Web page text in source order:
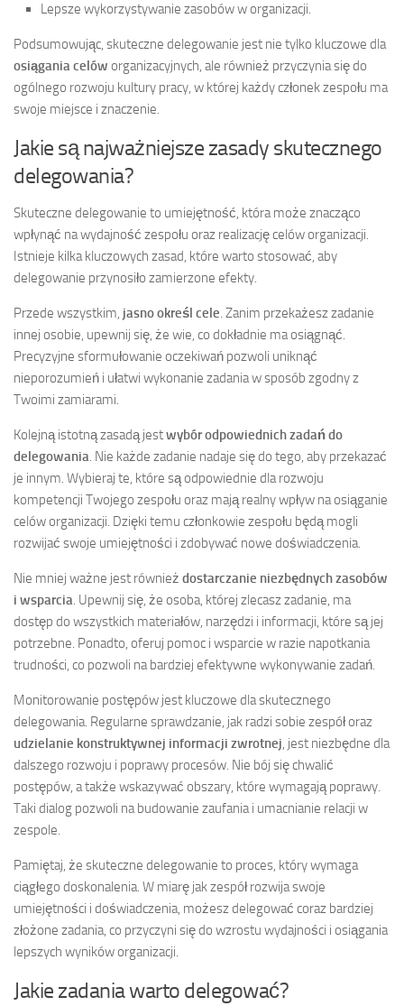
Lepsze wykorzystywanie zasobów w organizacji.
Podsumowując, skuteczne delegowanie jest nie tylko kluczowe dla
osiągania celów organizacyjnych, ale również przyczynia się do
ogólnego rozwoju kultury pracy, w której każdy członek zespołu ma
swoje miejsce i znaczenie.
Jakie są najważniejsze zasady skutecznego
delegowania?
Skuteczne delegowanie to umiejętność, która może znacząco
wpłynąć na wydajność zespołu oraz realizację celów organizacji.
Istnieje kilka kluczowych zasad, które warto stosować, aby
delegowanie przynosiło zamierzone efekty.
Przede wszystkim, jasno określ cele. Zanim przekażesz zadanie
innej osobie, upewnij się, że wie, co dokładnie ma osiągnąć.
Precyzyjne sformułowanie oczekiwań pozwoli uniknąć
nieporozumień i ułatwi wykonanie zadania w sposób zgodny z
Twoimi zamiarami.
Kolejną istotną zasadą jestwybór odpowiednich zadań do
delegowania. Nie każde zadanie nadaje się do tego, aby przekazać
je innym. Wybieraj te, które są odpowiednie dla rozwoju
kompetencji Twojego zespołu oraz mają realny wpływ na osiąganie
celów organizacji. Dzięki temu członkowie zespołu będą mogli
rozwijać swoje umiejętności i zdobywać nowe doświadczenia.
Nie mniej ważne jest również dostarczanie niezbędnych zasobów
i wsparcia. Upewnij się, że osoba, której zlecasz zadanie, ma
dostęp do wszystkich materiałów, narzędzi i informacji, które są jej
potrzebne. Ponadto, oferuj pomoc i wsparcie w razie napotkania
trudności, co pozwoli na bardziej efektywne wykonywanie zadań.
Monitorowanie postępów jest kluczowe dla skutecznego
delegowania. Regularne sprawdzanie, jak radzi sobie zespół oraz
udzielanie konstruktywnej informacji zwrotnej, jest niezbędne dla
dalszego rozwoju i poprawy procesów. Nie bój się chwalić
postępów, a także wskazywać obszary, które wymagają poprawy.
Taki dialog pozwoli na budowanie zaufania i umacnianie relacji w
zespole.
Pamiętaj, że skuteczne delegowanie to proces, który wymaga
ciągłego doskonalenia. W miarę jak zespół rozwija swoje
umiejętności i doświadczenia, możesz delegować coraz bardziej
złożone zadania, co przyczyni się do wzrostu wydajności i osiągania
lepszych wyników organizacji.
Jakie zadania warto delegować?